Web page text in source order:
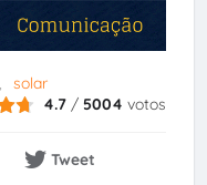
solar
4.7 /5004 votos
Tweet